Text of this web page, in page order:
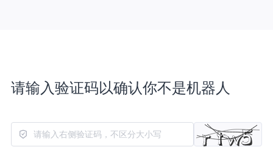
请输入验证码以确认你不是机器人